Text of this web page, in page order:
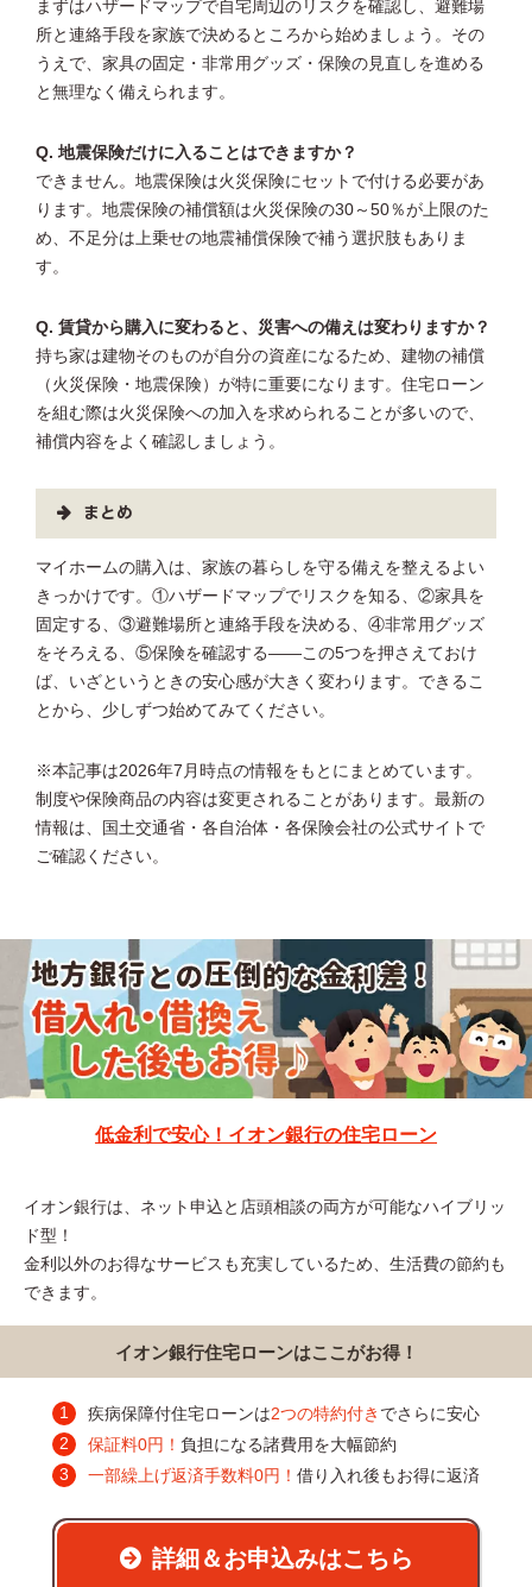
まずはハザードマップで自宅周辺のリスクを確認し、避難場
所と連絡手段を家族で決めるところから始めましょう。その
うえで、家具の固定・非常用グッズ・保険の見直しを進める
と無理なく備えられます。
Q. 地震保険だけに入ることはできますか？
できません。地震保険は火災保険にセットで付ける必要があ
ります。地震保険の補償額は火災保険の30～50％が上限のた
め、不足分は上乗せの地震補償保険で補う選択肢もありま
す。
Q. 賃貸から購入に変わると、災害への備えは変わりますか？
持ち家は建物そのものが自分の資産になるため、建物の補償
（火災保険・地震保険）が特に重要になります。住宅ローン
を組む際は火災保険への加入を求められることが多いので、
補償内容をよく確認しましょう。
まとめ
マイホームの購入は、家族の暮らしを守る備えを整えるよい
きっかけです。①ハザードマップでリスクを知る、②家具を
固定する、③避難場所と連絡手段を決める、④非常用グッズ
をそろえる、⑤保険を確認する――この5つを押さえておけ
ば、いざというときの安心感が大きく変わります。できるこ
とから、少しずつ始めてみてください。
※本記事は2026年7月時点の情報をもとにまとめています。
制度や保険商品の内容は変更されることがあります。最新の
情報は、国土交通省・各自治体・各保険会社の公式サイトで
ご確認ください。
低金利で安心！イオン銀行の住宅ローン
イオン銀行は、ネット申込と店頭相談の両方が可能なハイブリッ
ド型！
金利以外のお得なサービスも充実しているため、生活費の節約も
できます。
イオン銀行住宅ローンはここがお得！
疾病保障付住宅ローンは2つの特約付き でさらに安心
保証料0円！ 負担になる諸費用を大幅節約
一部繰上げ返済手数料0円！ 借り入れ後もお得に返済
詳細＆お申込みはこちら